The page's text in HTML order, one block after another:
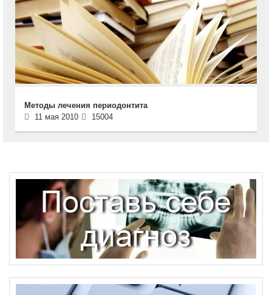
Методы лечения периодонтита
11 мая 2010
15004